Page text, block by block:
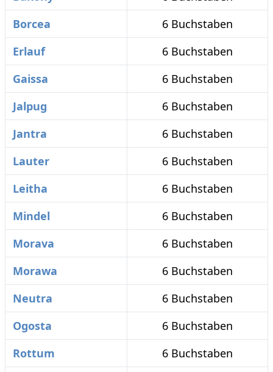
Borcea
6 Buchstaben
Erlauf
6 Buchstaben
Gaissa
6 Buchstaben
Jalpug
6 Buchstaben
Jantra
6 Buchstaben
Lauter
6 Buchstaben
Leitha
6 Buchstaben
Mindel
6 Buchstaben
Morava
6 Buchstaben
Morawa
6 Buchstaben
Neutra
6 Buchstaben
Ogosta
6 Buchstaben
Rottum
6 Buchstaben